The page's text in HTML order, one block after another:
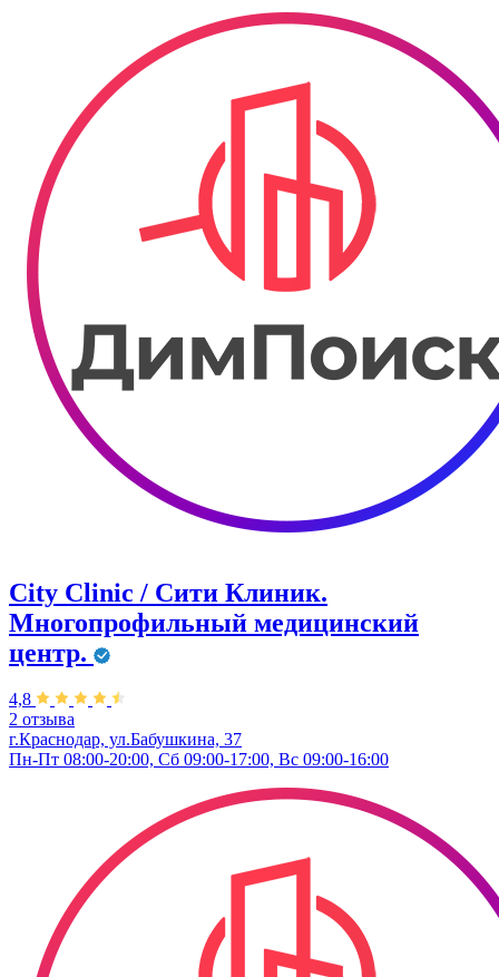
City Clinic / Сити Клиник.
Многопрофильный медицинский
центр.
4,8
2 отзыва
г.Краснодар, ул.Бабушкина, 37
Пн-Пт 08:00-20:00, Сб 09:00-17:00, Вс 09:00-16:00